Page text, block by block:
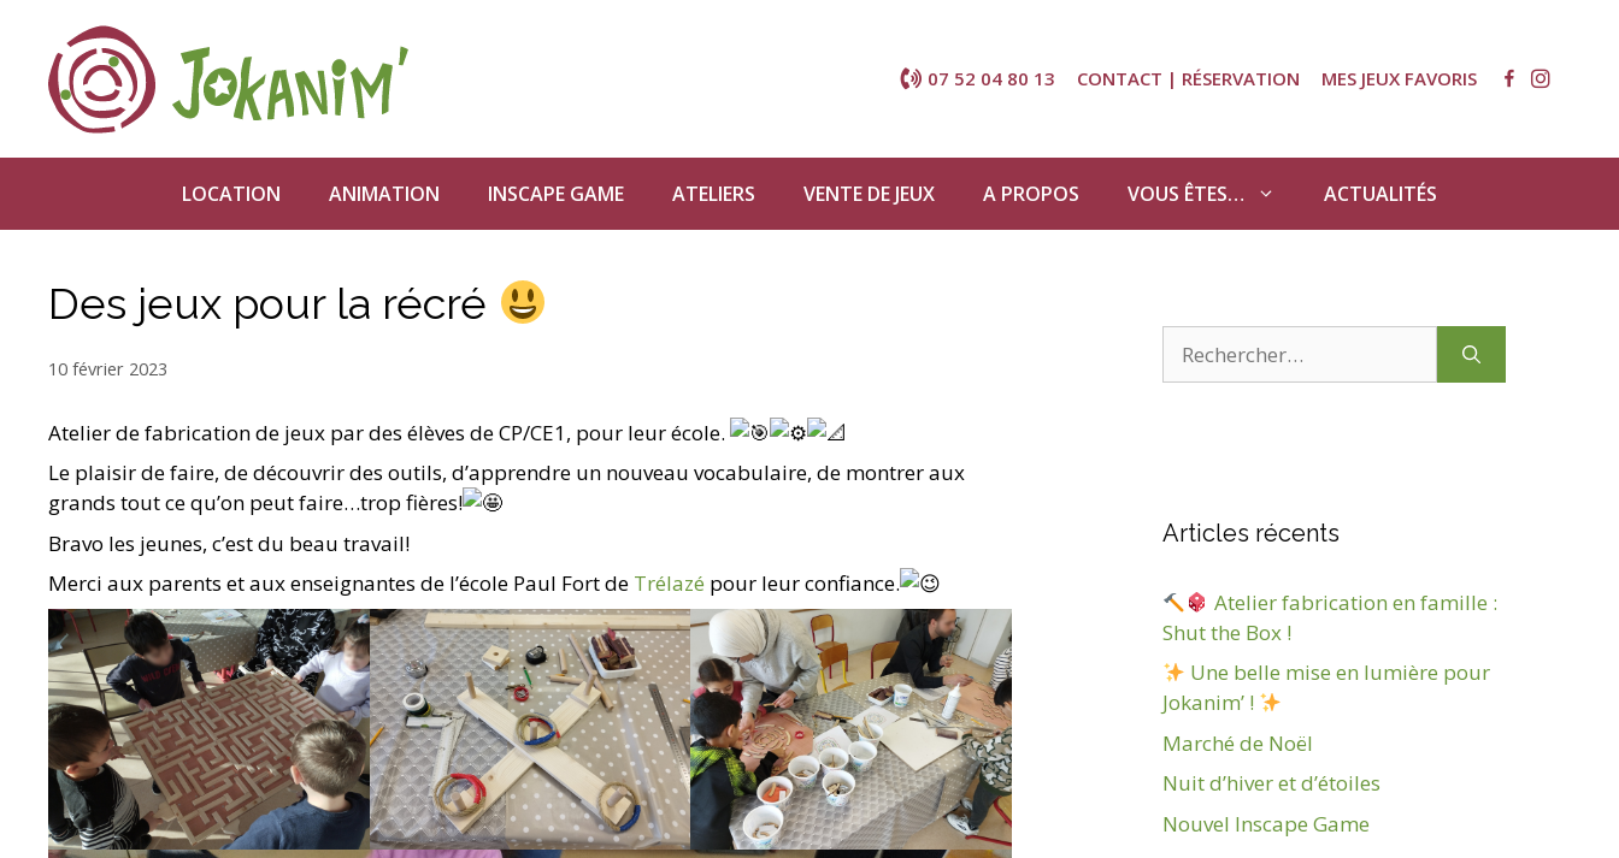
contenu
07 52 04 80 13 CONTACT | RÉSERVATION MES JEUX FAVORIS
LOCATION ANIMATION INSCAPE GAME ATELIERS VENTE DE JEUX A PROPOS VOUS ÊTES… ACTUALITÉS
Des jeux pour la récré
10 février 2023
Atelier de fabrication de jeux par des élèves de CP/CE1, pour leur école.
Le plaisir de faire, de découvrir des outils, d’apprendre un nouveau vocabulaire, de montrer aux
grands tout ce qu’on peut faire…trop fières!
Bravo les jeunes, c’est du beau travail!
Merci aux parents et aux enseignantes de l’école Paul Fort de Trélazé pour leur confiance.
Articles récents
Atelier fabrication en famille :
Shut the Box !
Une belle mise en lumière pour
Jokanim’ !
Marché de Noël
Nuit d’hiver et d’étoiles
Nouvel Inscape Game